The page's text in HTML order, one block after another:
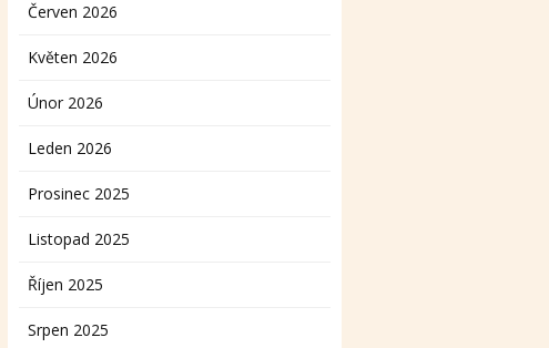
Červen 2026
Květen 2026
Únor 2026
Leden 2026
Prosinec 2025
Listopad 2025
Říjen 2025
Srpen 2025